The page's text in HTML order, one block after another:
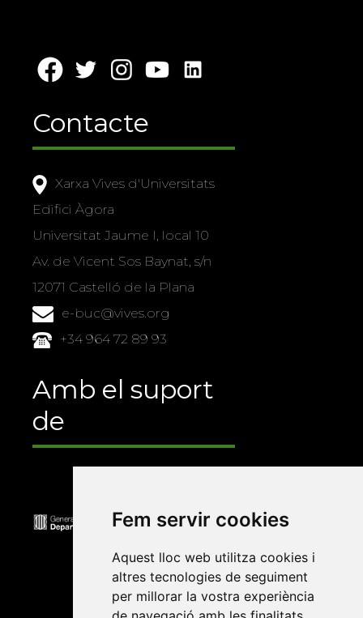
Fem servir cookies
Aquest lloc web utilitza cookies i
altres tecnologies de seguiment
per millorar la vostra experiència
Contacte
Xarxa Vives d'Universitats
Edifici Àgora
Universitat Jaume I, local 10
Av. de Vicent Sos Baynat, s/n
12071 Castelló de la Plana
e-buc@vives.org
+34 964 72 89 93
Amb el suport
de